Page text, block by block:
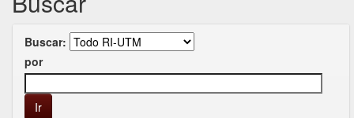
Buscar:
por